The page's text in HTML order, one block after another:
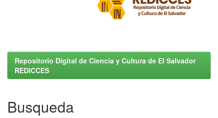
Repositorio Digital de Ciencia y Cultura de El Salvador
REDICCES
Busqueda